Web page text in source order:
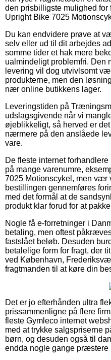
den prisbilligste mulighed for
Upright Bike 7025
Du kan endvidere prøve at
selv eller ud til dit arbejdes
somme tider et hak mere
ualmindeligt problemfri. Den
levering vil dog utvivlsomt
produkterne, men den
nær online butikkens lager.
Leveringstiden på
udslagsgivende når vi
øjeblikkeligt, så herved er
nærmere på den anslåede
vare.
De fleste internet
på mange varenumre,
7025 Motionscykel, men vær
bestillingen gennemføres
med det formål at de
produkt klar forud for at
Nogle få e-forretninger i
betaling, men oftest
fastslået beløb. Desuden
betalelige form for fragt, der
ved København,
fragtmanden til at køre din
Det er jo efterhånden ultra
prissammenligne på flere
fleste Gymleco internet
med at trykke salgspriserne
børn, og desuden også til
endda nogle gange præstere